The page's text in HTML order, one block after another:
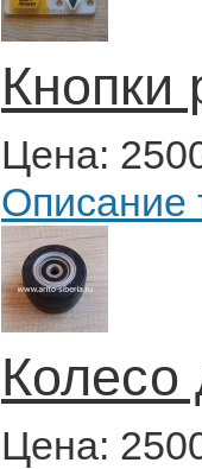
Кнопки
Цена:
Описание
Колесо
Цена: